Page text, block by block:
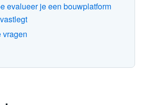
evalueer je een bouwplatform
vragen